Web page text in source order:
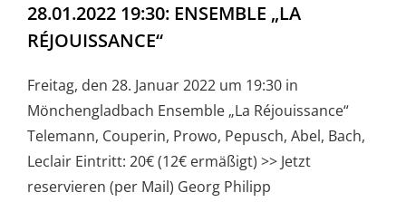
28.01.2022 19:30: ENSEMBLE „LA
RÉJOUISSANCE“
Freitag, den 28. Januar 2022 um 19:30 in
Mönchengladbach Ensemble „La Réjouissance“
Telemann, Couperin, Prowo, Pepusch, Abel, Bach,
Leclair Eintritt: 20€ (12€ ermäßigt) >> Jetzt
reservieren (per Mail) Georg Philipp